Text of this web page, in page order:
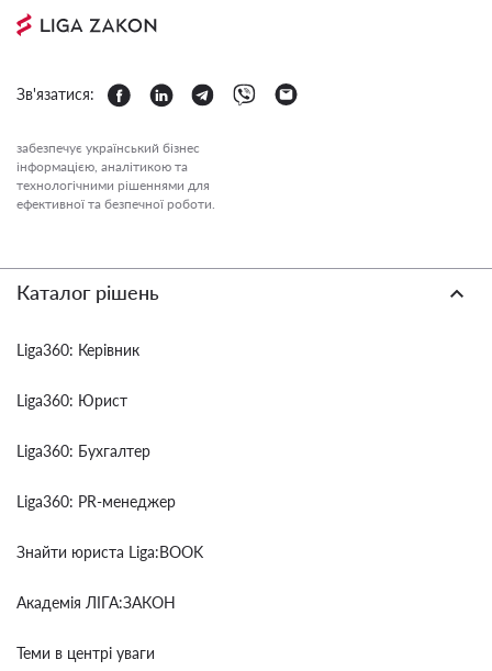
Зв'язатися:
забезпечує український бізнес
інформацією, аналітикою та
технологічними рішеннями для
ефективної та безпечної роботи.
Каталог рішень
Liga360: Керівник
Liga360: Юрист
Liga360: Бухгалтер
Liga360: PR-менеджер
Знайти юриста Liga:BOOK
Академія ЛІГА:ЗАКОН
Теми в центрі уваги